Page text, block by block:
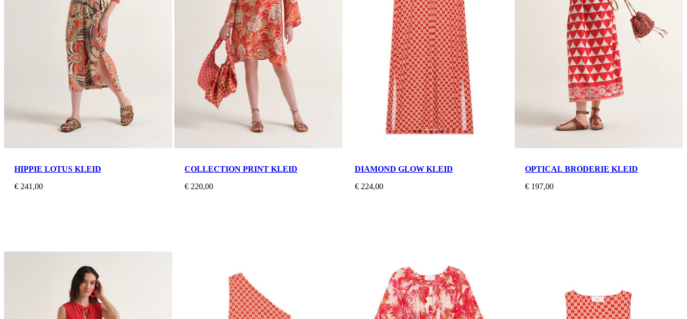
HIPPIE LOTUS KLEID
€ 241,00
COLLECTION PRINT KLEID
€ 220,00
DIAMOND GLOW KLEID
€ 224,00
OPTICAL BRODERIE KLEID
€ 197,00